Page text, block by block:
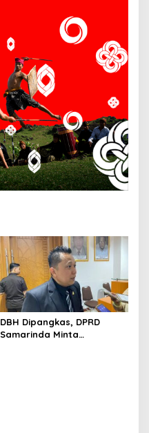
DBH Dipangkas, DPRD
Samarinda Minta